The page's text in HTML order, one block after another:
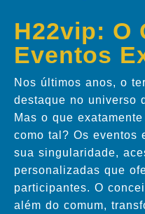
H22vip: O
Eventos
Nos últimos anos, o
destaque no universo
Mas o que
como tal? Os eventos
sua singularidade,
personalizadas que
participantes. O
além do comum,